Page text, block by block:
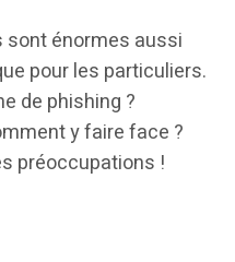
sont énormes aussi
pour les particuliers.
de phishing ?
y faire face ?
préoccupations !